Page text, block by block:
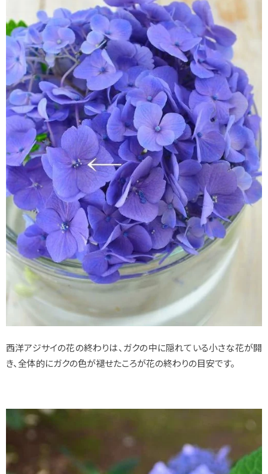
西洋アジサイの花の終わりは、ガクの中に隠れている小さな花が開
き、全体的にガクの色が褪せたころが花の終わりの目安です。